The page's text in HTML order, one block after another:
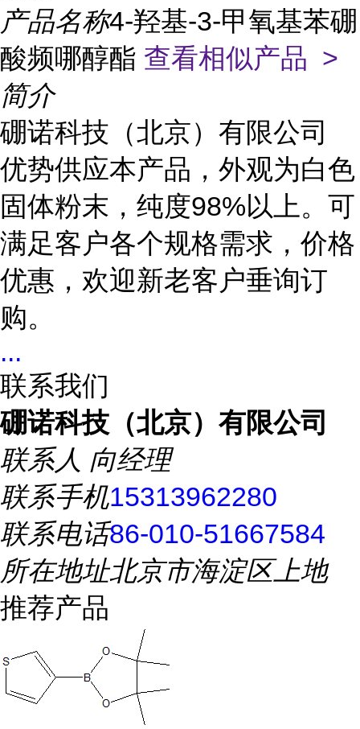
产品名称4-羟基-3-甲氧基苯硼
酸频哪醇酯 查看相似产品 >
简介
硼诺科技（北京）有限公司
优势供应本产品，外观为白色
固体粉末，纯度98%以上。可
满足客户各个规格需求，价格
优惠，欢迎新老客户垂询订
购。
...
联系我们
硼诺科技（北京）有限公司
联系人 向经理
联系手机15313962280
联系电话86-010-51667584
所在地址北京市海淀区上地
推荐产品